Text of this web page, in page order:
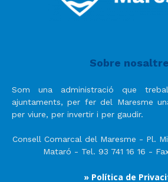
Sobre
Som una administració que
ajuntaments, per fer del Maresme
per viure, per invertir i per gaudir.
Consell Comarcal del Maresme - Pl.
Mataró - Tel. 93 741 16 16 -
» Política de